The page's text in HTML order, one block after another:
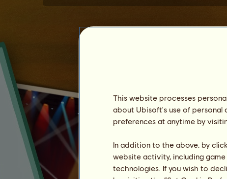
This website processes
about Ubisoft's use of personal
preferences at anytime by
In addition to the above, by
website activity, including
technologies. If you wish to